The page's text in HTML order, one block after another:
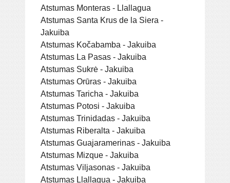
Atstumas Monteras - Llallagua
Atstumas Santa Krus de la Siera -
Jakuiba
Atstumas Kočabamba - Jakuiba
Atstumas La Pasas - Jakuiba
Atstumas Sukrė - Jakuiba
Atstumas Orūras - Jakuiba
Atstumas Taricha - Jakuiba
Atstumas Potosi - Jakuiba
Atstumas Trinidadas - Jakuiba
Atstumas Riberalta - Jakuiba
Atstumas Guajaramerinas - Jakuiba
Atstumas Mizque - Jakuiba
Atstumas Viljasonas - Jakuiba
Atstumas Llallagua - Jakuiba